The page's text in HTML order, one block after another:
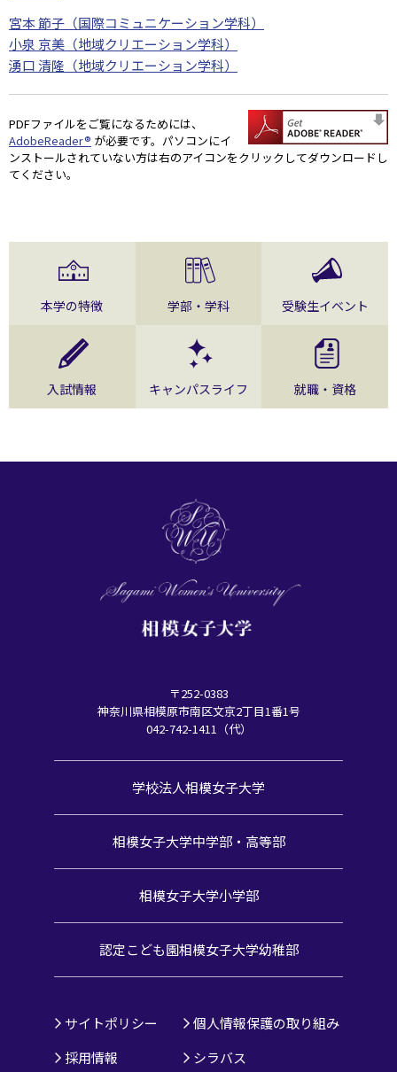
宮本 節子（国際コミュニケーション学科）
小泉 京美（地域クリエーション学科）
湧口 清隆（地域クリエーション学科）
PDFファイルをご覧になるためには、
AdobeReader® が必要です。パソコンにイ
ンストールされていない方は右のアイコンをクリックしてダウンロードし
てください。
本学の特徴 学部・学科 受験生イベント
入試情報 キャンパスライフ 就職・資格
〒252-0383
神奈川県相模原市南区文京2丁目1番1号
042-742-1411（代）
学校法人相模女子大学
相模女子大学中学部・高等部
相模女子大学小学部
認定こども園相模女子大学幼稚部
サイトポリシー
個人情報保護の取り組み
採用情報
シラバス